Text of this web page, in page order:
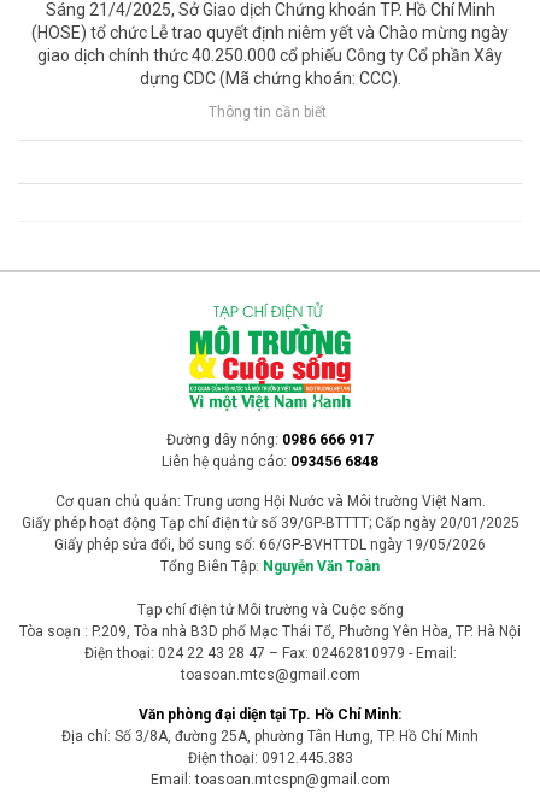
Sáng 21/4/2025, Sở Giao dịch Chứng khoán TP. Hồ Chí Minh
(HOSE) tổ chức Lễ trao quyết định niêm yết và Chào mừng ngày
giao dịch chính thức 40.250.000 cổ phiếu Công ty Cổ phần Xây
dựng CDC (Mã chứng khoán: CCC).
Thông tin cần biết
Đường dây nóng: 0986 666 917
Liên hệ quảng cáo: 093456 6848
Cơ quan chủ quản: Trung ương Hội Nước và Môi trường Việt Nam.
Giấy phép hoạt động Tạp chí điện tử số 39/GP-BTTTT; Cấp ngày 20/01/2025
Giấy phép sửa đổi, bổ sung số: 66/GP-BVHTTDL ngày 19/05/2026
Tổng Biên Tập: Nguyễn Văn Toàn
Tạp chí điện tử Môi trường và Cuộc sống
Tòa soạn : P.209, Tòa nhà B3D phố Mạc Thái Tổ, Phường Yên Hòa, TP. Hà Nội
Điện thoại: 024 22 43 28 47 – Fax: 02462810979 - Email:
toasoan.mtcs@gmail.com
Văn phòng đại diện tại Tp. Hồ Chí Minh:
Địa chỉ: Số 3/8A, đường 25A, phường Tân Hưng, TP. Hồ Chí Minh
Điện thoại: 0912.445.383
Email: toasoan.mtcspn@gmail.com